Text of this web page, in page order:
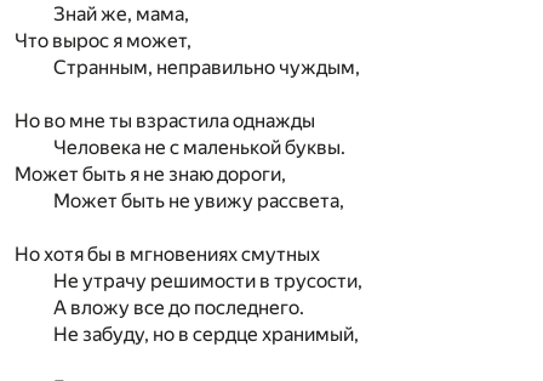
Знай же, мама,
Что вырос я может,
Странным, неправильно чуждым,
Но во мне ты взрастила однажды
Человека не с маленькой буквы.
Может быть я не знаю дороги,
Может быть не увижу рассвета,
Но хотя бы в мгновениях смутных
Не утрачу решимости в трусости,
А вложу все до последнего.
Не забуду, но в сердце хранимый,